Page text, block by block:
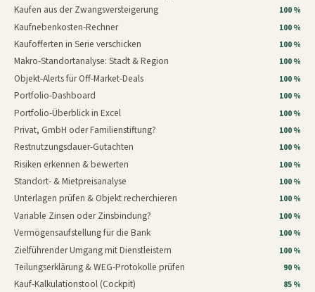
Kaufen aus der Zwangsversteigerung 100 %
Kaufnebenkosten-Rechner 100 %
Kaufofferten in Serie verschicken 100 %
Makro-Standortanalyse: Stadt & Region 100 %
Objekt-Alerts für Off-Market-Deals 100 %
Portfolio-Dashboard 100 %
Portfolio-Überblick in Excel 100 %
Privat, GmbH oder Familienstiftung? 100 %
Restnutzungsdauer-Gutachten 100 %
Risiken erkennen & bewerten 100 %
Standort- & Mietpreisanalyse 100 %
Unterlagen prüfen & Objekt recherchieren 100 %
Variable Zinsen oder Zinsbindung? 100 %
Vermögensaufstellung für die Bank 100 %
Zielführender Umgang mit Dienstleistern 100 %
Teilungserklärung & WEG-Protokolle prüfen 90 %
Kauf-Kalkulationstool (Cockpit) 85 %